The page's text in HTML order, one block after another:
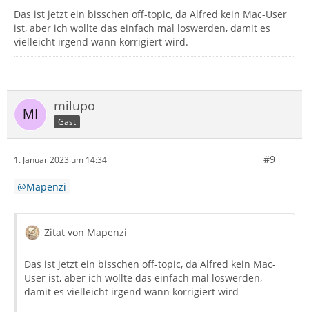
Das ist jetzt ein bisschen off-topic, da Alfred kein Mac-User
ist, aber ich wollte das einfach mal loswerden, damit es
vielleicht irgend wann korrigiert wird.
milupo
Gast
1. Januar 2023 um 14:34 #9
Mapenzi
Zitat von Mapenzi
Das ist jetzt ein bisschen off-topic, da Alfred kein Mac-
User ist, aber ich wollte das einfach mal loswerden,
damit es vielleicht irgend wann korrigiert wird